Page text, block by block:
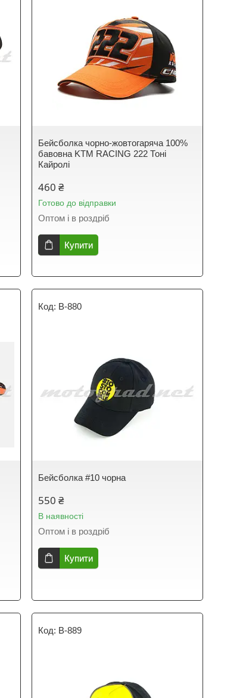
Бейсболка чорно-жовтогаряча 100%
бавовна KTM RACING 222 Тоні
Кайролі
460 ₴
Готово до відправки
Оптом і в роздріб
Купити
B-880
Бейсболка #10 чорна
550 ₴
В наявності
Оптом і в роздріб
Купити
B-889